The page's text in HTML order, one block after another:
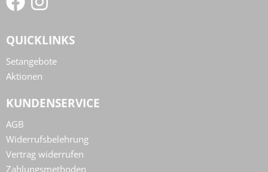
QUICKLINKS
Setangebote
Aktionen
KUNDENSERVICE
AGB
Widerrufsbelehrung
Vertrag widerrufen
Zahlungsmethoden